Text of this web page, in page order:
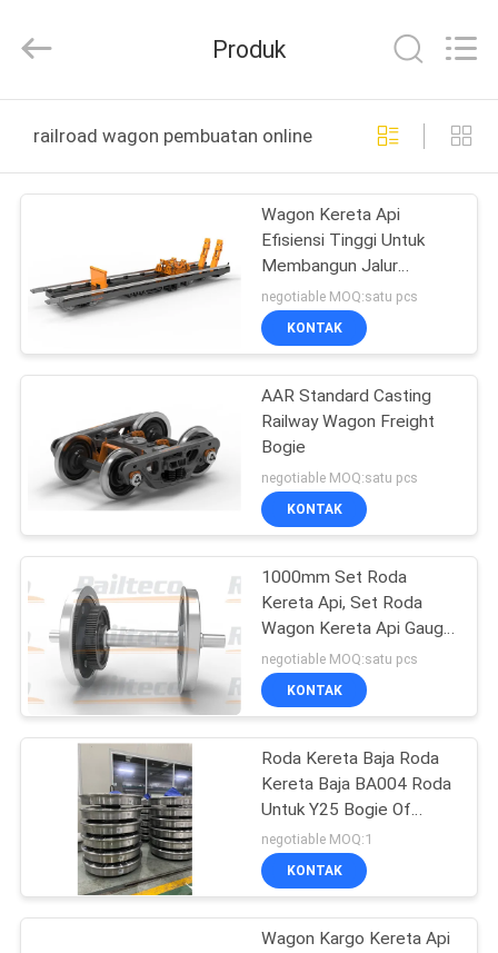
PRODUK
TENTANG
KITA
WISATA
KONTROL
KUALITAS
HUBUNGI
KAMI
BERITA
SEMUA
KASUS
SITEMAP
Equipment
Rights
Produk
railroad wagon pembuatan online
Wagon Kereta Api
Efisiensi Tinggi Untuk
Membangun Jalur
Operasi yang Dapat
Diandalkan
negotiable MOQ:satu pcs
KONTAK
AAR Standard Casting
Railway Wagon Freight
Bogie
negotiable MOQ:satu pcs
KONTAK
1000mm Set Roda
Kereta Api, Set Roda
Wagon Kereta Api Gauge
Meter
negotiable MOQ:satu pcs
KONTAK
Roda Kereta Baja Roda
Kereta Baja BA004 Roda
Untuk Y25 Bogie Of
Railway Wagon
negotiable MOQ:1
KONTAK
Wagon Kargo Kereta Api